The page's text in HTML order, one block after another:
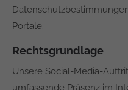
Portale.
Rechtsgrundlage
Unsere Social-Media-
umfassende Präsenz im